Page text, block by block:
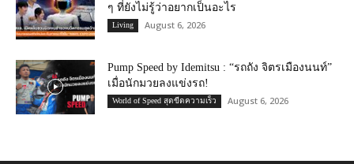
ๆ ที่ยังไม่รู้ว่าอยากเป็นอะไร
Living August 6, 2026
Pump Speed by Idemitsu : “รถถัง จิตรเมืองนนท์”
เมื่อนักมวยลงแข่งรถ!
World of Speed สุดขีดความเร็ว August 6, 2026